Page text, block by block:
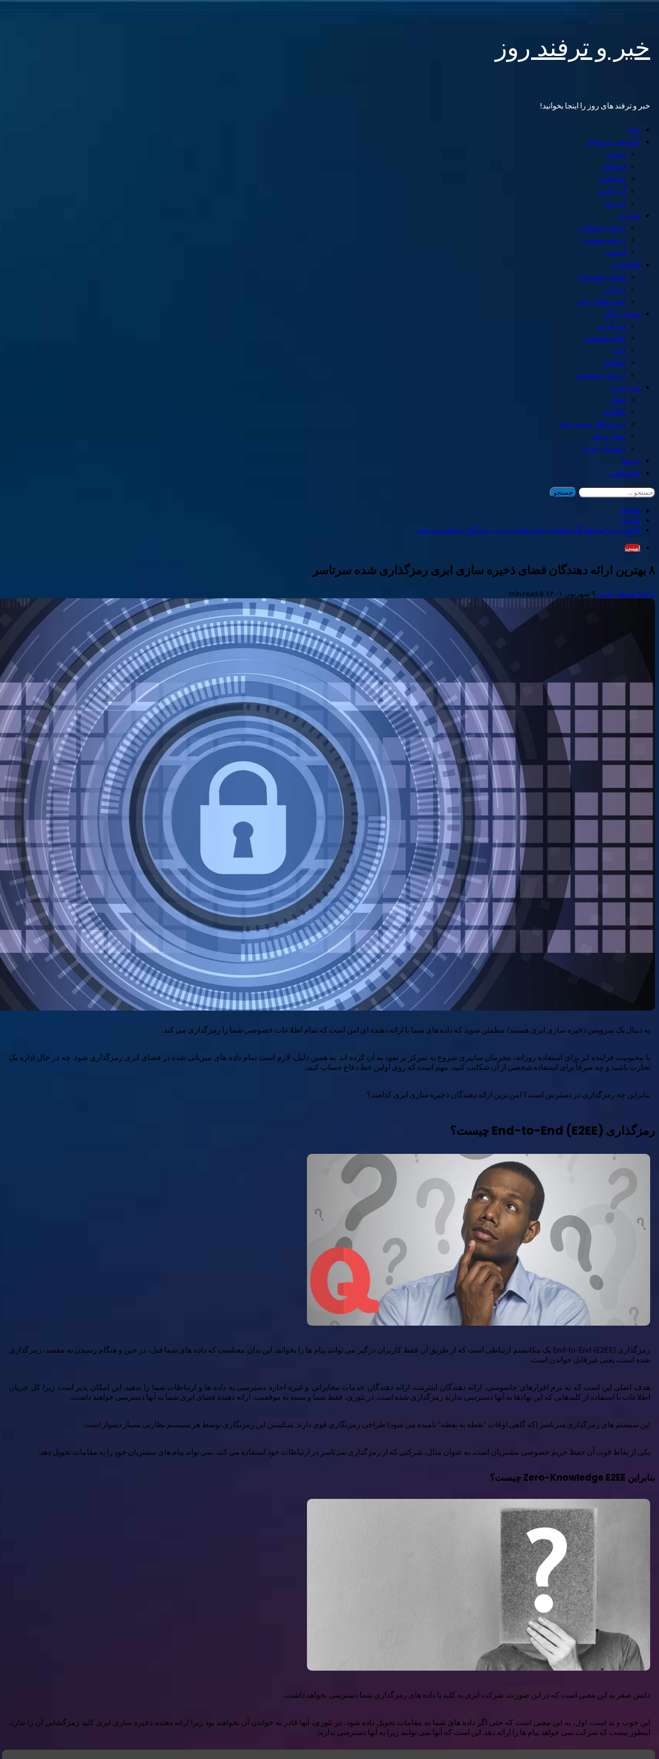
content
خبر و ترفند روز
خبر و ترفند های روز را اینجا بخوانید!
Primary
Menu
خانه
کامپیوتر و موبایل
ویندوز
لینوکس
مکینتاش
آی اواس
اندروید
اینترنت
شبکه اجتماعی
برنامه نویسی
امنیت
تکنولوژی
هوش مصنوعی
رمزارز
خودروهای برقی
سبک زندگی
سرگرمی
خانه هوشمند
بازی
سلامتی
بررسی محصول
بهره وری
شغل
خلاقیت
پروژه های دست ساز
حمل و نقل
راهنمای خرید
خبرها
اختصاصی
جستجو
برای:
Home
امنیت
8 بهترین ارائه دهندگان فضای ذخیره سازی ابری رمزگذاری شده سرتاسر
امنیت
۸ بهترین ارائه دهندگان فضای ذخیره سازی ابری رمزگذاری شده سرتاسر
ارشیا یوسفی ادیب ۹ شهریور, ۱۴۰۱ ۵ min read
به دنبال یک سرویس ذخیره سازی ابری هستید/ مطمئن شوید که داده های شما با ارائه دهنده ای امن است که تمام اطلاعات خصوصی شما را رمزگذاری می کند.
با محبوبیت فزاینده ابر برای استفاده روزانه، مجرمان سایبری شروع به تمرکز بر نفوذ به آن کرده اند. به همین دلیل، لازم است تمام داده های میزبانی شده در فضای ابری رمزگذاری شود. چه در حال اداره یک
تجارت باشید و چه صرفاً برای استفاده شخصی از آن شکایت کنید، مهم است که روی اولین خط دفاع حساب کنید.
بنابراین چه رمزگذاری در دسترس است؟ امن ترین ارائه دهندگان ذخیره سازی ابری کدامند؟
رمزگذاری End-to-End (E2EE) چیست؟
رمزگذاری End-to-End (E2EE) یک مکانیسم ارتباطی است که از طریق آن فقط کاربران درگیر می توانند پیام ها را بخوانند. این بدان معناست که داده های شما قبل، در حین و هنگام رسیدن به مقصد، رمزگذاری
شده است، یعنی غیرقابل خواندن است.
هدف اصلی این است که به نرم افزارهای جاسوسی، ارائه دهندگان اینترنت، ارائه دهندگان خدمات مخابراتی و غیره اجازه دسترسی به داده ها و ارتباطات شما را ندهید. این امکان پذیر است زیرا کل جریان
اطلاعات با استفاده از کلیدهایی که این نهادها به آنها دسترسی ندارند رمزگذاری شده است. در تئوری، فقط شما و بسته به موقعیت، ارائه دهنده فضای ابری شما به آنها دسترسی خواهید داشت.
این سیستم های رمزگذاری سرتاسر (که گاهی اوقات “نقطه به نقطه” نامیده می شود) طراحی رمزنگاری قوی دارند. شکستن این رمزنگاری توسط هر سیستم نظارتی بسیار دشوار است.
یکی از نقاط قوت آن حفظ حریم خصوصی مشتریان است. به عنوان مثال، شرکتی که از رمزگذاری سرتاسر در ارتباطات خود استفاده می کند، نمی تواند پیام های مشتریان خود را به مقامات تحویل دهد.
بنابراین Zero-Knowledge E2EE چیست؟
دانش صفر به این معنی است که در این صورت، شرکت ابری به کلید یا داده های رمزگذاری شما دسترسی نخواهد داشت.
این خوب و بد است. اول، به این معنی است که حتی اگر داده های شما به مقامات تحویل داده شود، در تئوری، آنها قادر به خواندن آن نخواهند بود زیرا ارائه دهنده ذخیره سازی ابری کلید رمزگشایی آن را ندارد.
اینطور نیست که شرکت نمی خواهد پیام ها را ارائه دهد. این است که آنها نمی توانند زیرا به آنها دسترسی ندارند.